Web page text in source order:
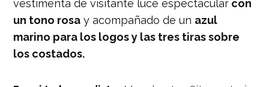
vestimenta de visitante luce espectacular con
un tono rosa y acompañado de un azul
marino para los logos y las tres tiras sobre
los costados.